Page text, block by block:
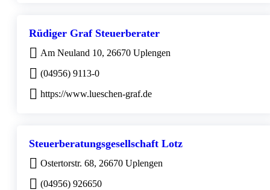
Rüdiger Graf Steuerberater
Am Neuland 10, 26670 Uplengen
(04956) 9113-0
https://www.lueschen-graf.de
Steuerberatungsgesellschaft Lotz
Ostertorstr. 68, 26670 Uplengen
(04956) 926650